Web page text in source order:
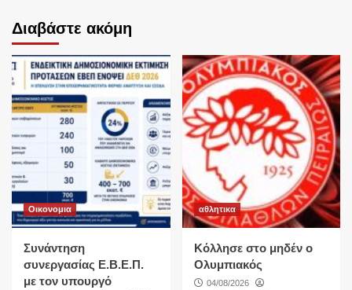
Διαβάστε ακόμη
Οικονομια
Συνάντηση
συνεργασίας Ε.Β.Ε.Π.
με τον υπουργό
αθλητικα
Κόλλησε στο μηδέν ο
Ολυμπιακός
04/08/2026